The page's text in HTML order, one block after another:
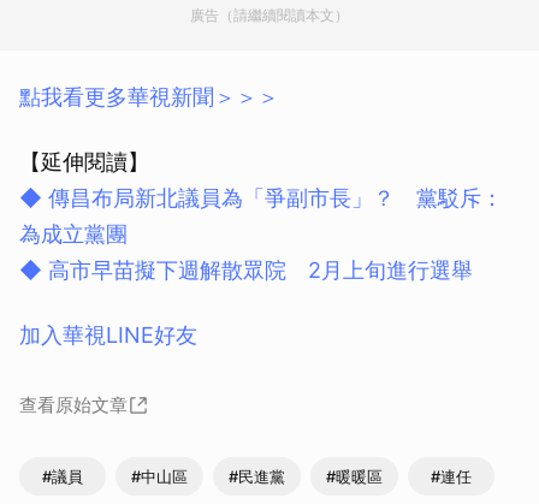
廣告（請繼續閱讀本文）
點我看更多華視新聞＞＞＞
【延伸閱讀】
◆ 傳昌布局新北議員為「爭副市長」？ 黨駁斥：
為成立黨團
◆ 高市早苗擬下週解散眾院 2月上旬進行選舉
加入華視LINE好友
查看原始文章
#議員 #中山區 #民進黨 #暖暖區 #連任